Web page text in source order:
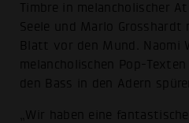
Timbre in melancholischer
Seele und Marlo
Blatt vor den Mund. Naomi
melancholischen Pop-
den Bass in den Adern
„Wir haben eine